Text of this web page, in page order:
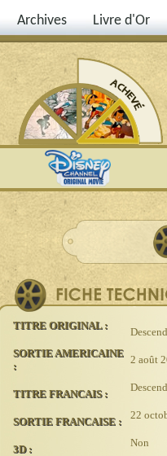
Archives Livre d'Or
TITRE ORIGINAL :
SORTIE AMERICAINE
:
TITRE FRANCAIS :
SORTIE FRANCAISE :
3D :
2 août
22
Non